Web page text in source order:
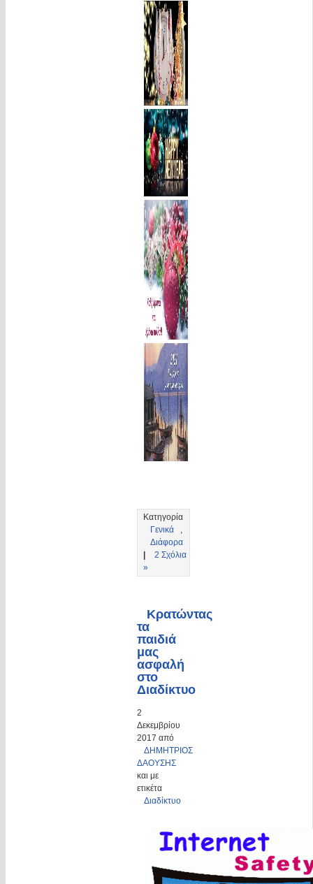
Κατηγορία
Γενικά
,
Διάφορα
2 Σχόλια
»
Κρατώντας
τα
παιδιά
μας
ασφαλή
στο
Διαδίκτυο
2
Δεκεμβρίου
2017 από
ΔΗΜΗΤΡΙΟΣ
ΔΑΟΥΣΗΣ
και με
ετικέτα
Διαδίκτυο